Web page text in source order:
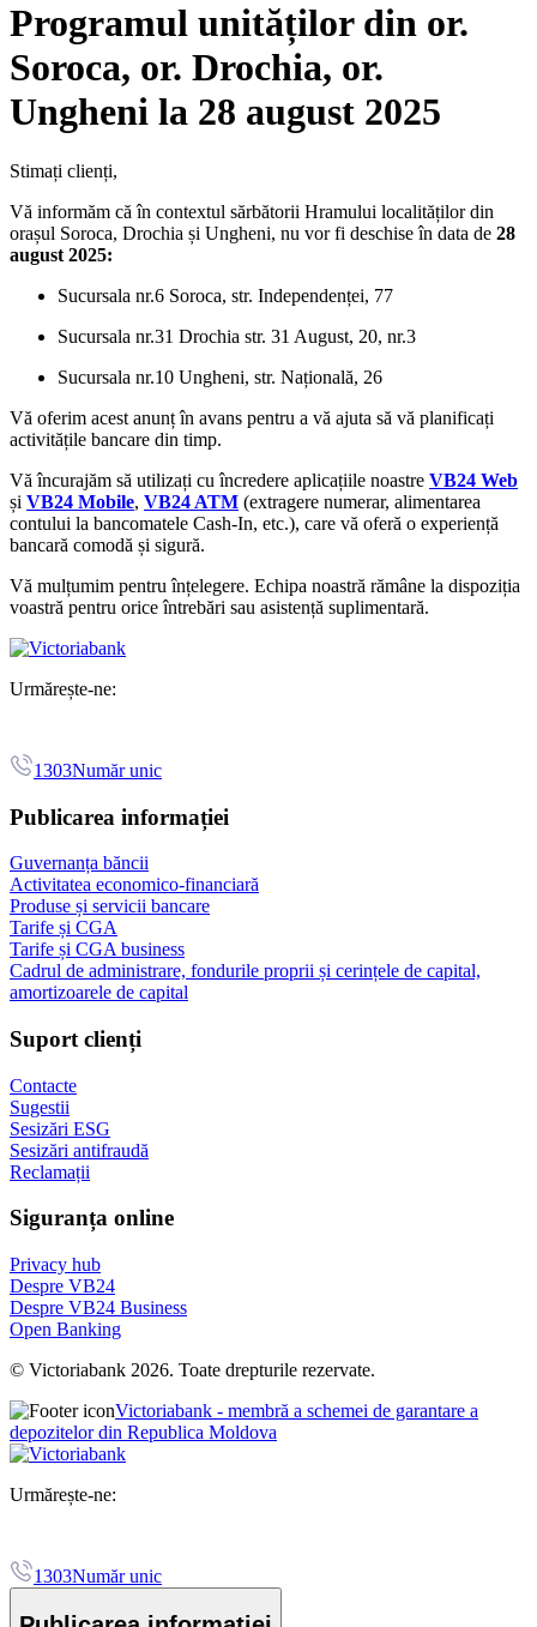
Programul unităților din or.
Soroca, or. Drochia, or.
Ungheni la 28 august 2025
Stimați clienți,
Vă informăm că în contextul sărbătorii Hramului localităților din
orașul Soroca, Drochia și Ungheni, nu vor fi deschise în data de 28
august 2025:
Sucursala nr.6 Soroca, str. Independenței, 77
Sucursala nr.31 Drochia str. 31 August, 20, nr.3
Sucursala nr.10 Ungheni, str. Națională, 26
Vă oferim acest anunț în avans pentru a vă ajuta să vă planificați
activitățile bancare din timp.
Vă încurajăm să utilizați cu încredere aplicațiile noastre VB24 Web
și VB24 Mobile, VB24 ATM (extragere numerar, alimentarea
contului la bancomatele Cash-In, etc.), care vă oferă o experiență
bancară comodă și sigură.
Vă mulțumim pentru înțelegere. Echipa noastră rămâne la dispoziția
voastră pentru orice întrebări sau asistență suplimentară.
Urmărește-ne:
1303Număr unic
Publicarea informației
Guvernanța băncii
Activitatea economico-financiară
Produse și servicii bancare
Tarife și CGA
Tarife și CGA business
Cadrul de administrare, fondurile proprii și cerințele de capital,
amortizoarele de capital
Suport clienți
Contacte
Sugestii
Sesizări ESG
Sesizări antifraudă
Reclamații
Siguranța online
Privacy hub
Despre VB24
Despre VB24 Business
Open Banking
© Victoriabank 2026. Toate drepturile rezervate.
Victoriabank - membră a schemei de garantare a
depozitelor din Republica Moldova
Urmărește-ne:
1303Număr unic